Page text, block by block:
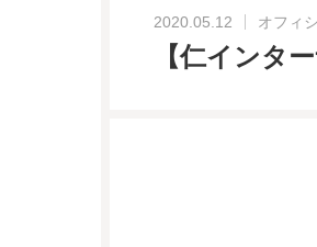
2020.05.12 オフィ
【仁インタ